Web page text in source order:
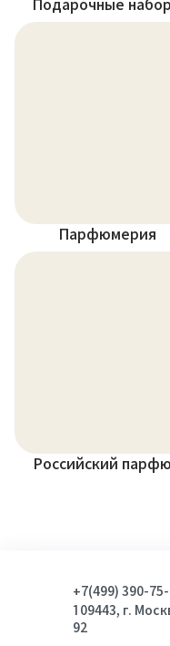
Подарочные
Парфюмерия
Российский
+7(499) 390-
109443, г.
92